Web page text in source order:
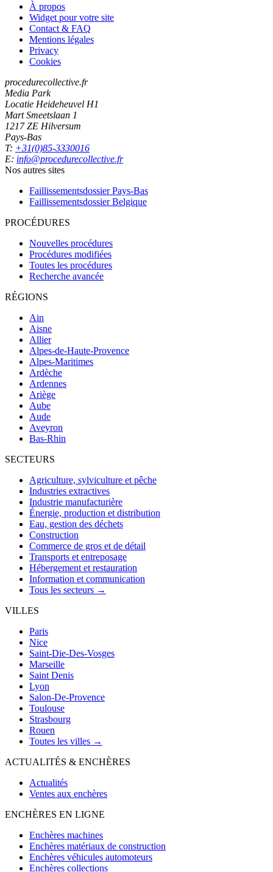
À propos
Widget pour votre site
Contact & FAQ
Mentions légales
Privacy
Cookies
procedurecollective.fr
Media Park
Locatie Heideheuvel H1
Mart Smeetslaan 1
1217 ZE Hilversum
Pays-Bas
T: +31(0)85-3330016
E: info@procedurecollective.fr
Nos autres sites
Faillissementsdossier Pays-Bas
Faillissementsdossier Belgique
PROCÉDURES
Nouvelles procédures
Procédures modifiées
Toutes les procédures
Recherche avancée
RÉGIONS
Ain
Aisne
Allier
Alpes-de-Haute-Provence
Alpes-Maritimes
Ardèche
Ardennes
Ariège
Aube
Aude
Aveyron
Bas-Rhin
SECTEURS
Agriculture, sylviculture et pêche
Industries extractives
Industrie manufacturière
Énergie, production et distribution
Eau, gestion des déchets
Construction
Commerce de gros et de détail
Transports et entreposage
Hébergement et restauration
Information et communication
Tous les secteurs →
VILLES
Paris
Nice
Saint-Die-Des-Vosges
Marseille
Saint Denis
Lyon
Salon-De-Provence
Toulouse
Strasbourg
Rouen
Toutes les villes →
ACTUALITÉS & ENCHÈRES
Actualités
Ventes aux enchères
ENCHÈRES EN LIGNE
Enchères machines
Enchères matériaux de construction
Enchères véhicules automoteurs
Enchères collections